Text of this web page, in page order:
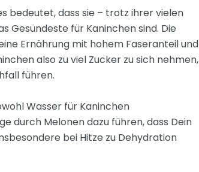
bedeutet, dass sie – trotz ihrer vielen
Gesündeste für Kaninchen sind. Die
Ernährung mit hohem Faseranteil und
also zu viel Zucker zu sich nehmen,
führen.
Wasser für Kaninchen
durch Melonen dazu führen, dass Dein
bei Hitze zu Dehydration